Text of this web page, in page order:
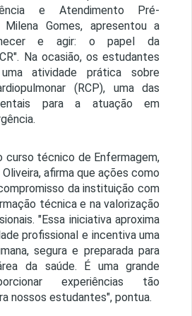
e Atendimento Pré-
Milena Gomes, apresentou a
e agir: o papel da
Na ocasião, os estudantes
atividade prática sobre
(RCP), uma das
para a atuação em
curso técnico de Enfermagem,
afirma que ações como
da instituição com
técnica e na valorização
"Essa iniciativa aproxima
profissional e incentiva uma
segura e preparada para
da saúde. É uma grande
experiências tão
nossos estudantes", pontua.